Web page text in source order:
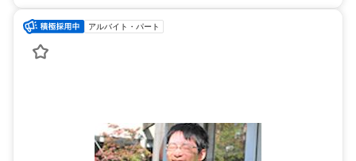
アルバイト・パート